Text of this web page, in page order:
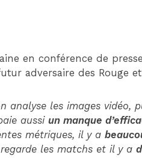
en conférence de
adversaire des Rouge
analyse les images vidéo,
aussiun manque
métriques, il y a
les matchs et il y a